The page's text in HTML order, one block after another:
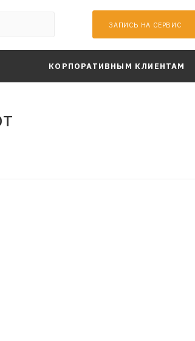
ЗАПИСЬ НА СЕРВИС
КОРПОРАТИВНЫМ КЛИЕНТАМ